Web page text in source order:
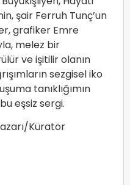
şair Ferruh Tunç’un
grafiker Emre
melez bir
ve işitilir olanın
sezgisel iko
tanıklığımın
eşsiz sergi.
Küratör